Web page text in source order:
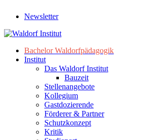
Newsletter
Bachelor Waldorfpädagogik
Institut
Das Waldorf Institut
Bauzeit
Stellenangebote
Kollegium
Gastdozierende
Förderer & Partner
Schutzkonzept
Kritik